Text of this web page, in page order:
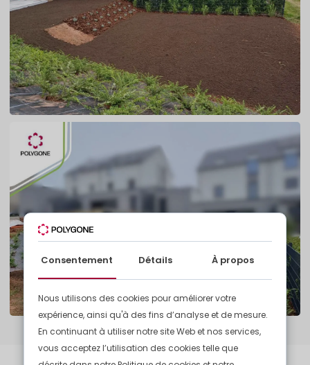
Consentement Détails À propos
Nous utilisons des cookies pour améliorer votre
expérience, ainsi qu'à des fins d’analyse et de mesure.
En continuant à utiliser notre site Web et nos services,
vous acceptez l’utilisation des cookies telle que